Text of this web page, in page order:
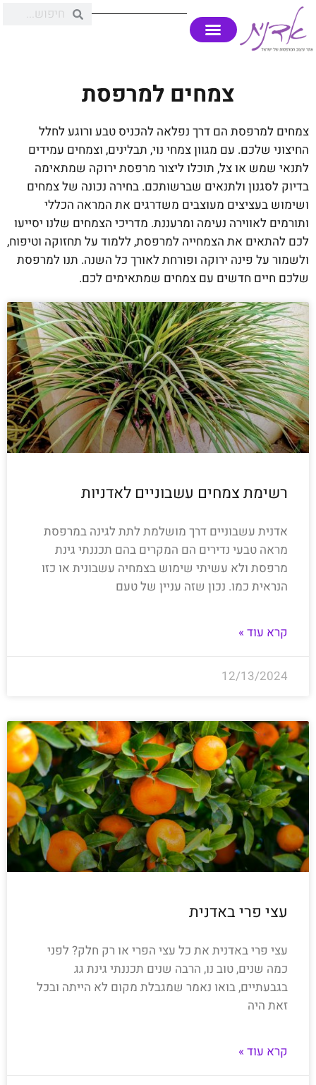
צמחים למרפסת
צמחים למרפסת הם דרך נפלאה להכניס טבע ורוגע לחלל
החיצוני שלכם. עם מגוון צמחי נוי, תבלינים, וצמחים עמידים
לתנאי שמש או צל, תוכלו ליצור מרפסת ירוקה שמתאימה
בדיוק לסגנון ולתנאים שברשותכם. בחירה נכונה של צמחים
ושימוש בעציצים מעוצבים משדרגים את המראה הכללי
ותורמים לאווירה נעימה ומרעננת. מדריכי הצמחים שלנו יסייעו
לכם להתאים את הצמחייה למרפסת, ללמוד על תחזוקה וטיפוח,
ולשמור על פינה ירוקה ופורחת לאורך כל השנה. תנו למרפסת
שלכם חיים חדשים עם צמחים שמתאימים לכם.
רשימת צמחים עשבוניים לאדניות
אדנית עשבוניים דרך מושלמת לתת לגינה במרפסת
מראה טבעי נדירים הם המקרים בהם תכננתי גינת
מרפסת ולא עשיתי שימוש בצמחיה עשבונית או כזו
הנראית כמו. נכון שזה עניין של טעם
קרא עוד »
12/13/2024
עצי פרי באדנית
עצי פרי באדנית את כל עצי הפרי או רק חלק? לפני
כמה שנים, טוב נו, הרבה שנים תכננתי גינת גג
בגבעתיים, בואו נאמר שמגבלת מקום לא הייתה ובכל
זאת היה
קרא עוד »